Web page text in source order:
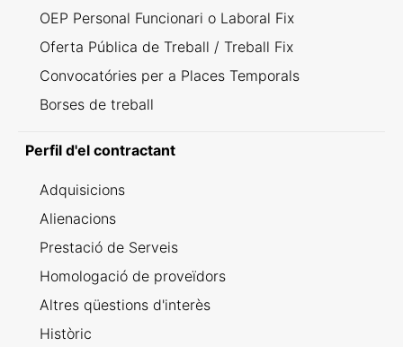
OEP Personal Funcionari o Laboral Fix
Oferta Pública de Treball / Treball Fix
Convocatóries per a Places Temporals
Borses de treball
Perfil d'el contractant
Adquisicions
Alienacions
Prestació de Serveis
Homologació de proveïdors
Altres qüestions d'interès
Històric